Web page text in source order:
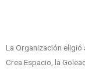
La Organización eligió
Crea Espacio, la